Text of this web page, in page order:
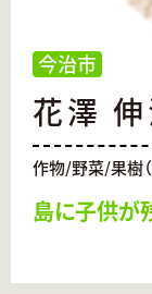
今治市
花澤 伸
作物/野菜/果樹
島に子供が